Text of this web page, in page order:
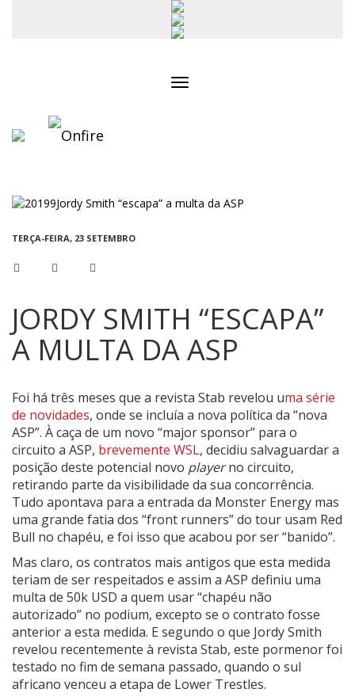
TERÇA-FEIRA, 23 SETEMBRO
JORDY SMITH “ESCAPA”
A MULTA DA ASP
Foi há três meses que a revista Stab revelou uma série
de novidades, onde se incluía a nova política da “nova
ASP”. À caça de um novo “major sponsor” para o
circuito a ASP, brevemente WSL, decidiu salvaguardar a
posição deste potencial novo playerno circuito,
retirando parte da visibilidade da sua concorrência.
Tudo apontava para a entrada da Monster Energy mas
uma grande fatia dos “front runners” do tour usam Red
Bull no chapéu, e foi isso que acabou por ser “banido”.
Mas claro, os contratos mais antigos que esta medida
teriam de ser respeitados e assim a ASP definiu uma
multa de 50k USD a quem usar “chapéu não
autorizado” no podium, excepto se o contrato fosse
anterior a esta medida. E segundo o que Jordy Smith
revelou recentemente à revista Stab, este pormenor foi
testado no fim de semana passado, quando o sul
africano venceu a etapa de Lower Trestles.